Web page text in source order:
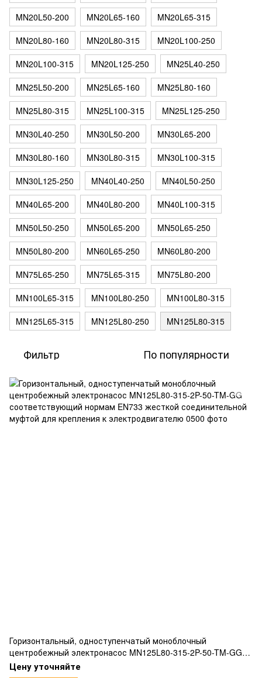
MN20L50-200
MN20L65-160
MN20L65-315
MN20L80-160
MN20L80-315
MN20L100-250
MN20L100-315
MN20L125-250
MN25L40-250
MN25L50-200
MN25L65-160
MN25L80-160
MN25L80-315
MN25L100-315
MN25L125-250
MN30L40-250
MN30L50-200
MN30L65-200
MN30L80-160
MN30L80-315
MN30L100-315
MN30L125-250
MN40L40-250
MN40L50-250
MN40L65-200
MN40L80-200
MN40L100-315
MN50L50-250
MN50L65-200
MN50L65-250
MN50L80-200
MN60L65-250
MN60L80-200
MN75L65-250
MN75L65-315
MN75L80-200
MN100L65-315
MN100L80-250
MN100L80-315
MN125L65-315
MN125L80-250 MN125L80-315
Фильтр По популярности
Горизонтальный, одноступенчатый моноблочный
центробежный электронасос MN125L80-315-2P-50-TM-GG
соответствующий нормам EN733 жесткой соединительной
муфтой для крепления к электродвигателю
Цену уточняйте